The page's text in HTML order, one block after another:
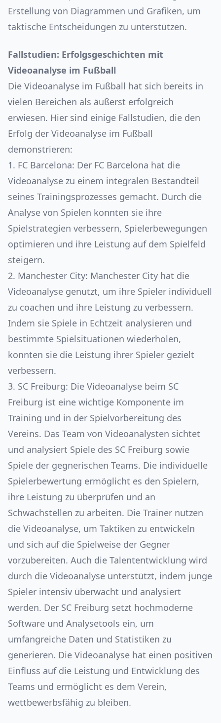
Erstellung von Diagrammen und Grafiken, um
taktische Entscheidungen zu unterstützen.
Fallstudien: Erfolgsgeschichten mit
Videoanalyse im Fußball
Die Videoanalyse im Fußball hat sich bereits in
vielen Bereichen als äußerst erfolgreich
erwiesen. Hier sind einige Fallstudien, die den
Erfolg der Videoanalyse im Fußball
demonstrieren:
1. FC Barcelona: Der FC Barcelona hat die
Videoanalyse zu einem integralen Bestandteil
seines Trainingsprozesses gemacht. Durch die
Analyse von Spielen konnten sie ihre
Spielstrategien verbessern, Spielerbewegungen
optimieren und ihre Leistung auf dem Spielfeld
steigern.
2. Manchester City: Manchester City hat die
Videoanalyse genutzt, um ihre Spieler individuell
zu coachen und ihre Leistung zu verbessern.
Indem sie Spiele in Echtzeit analysieren und
bestimmte Spielsituationen wiederholen,
konnten sie die Leistung ihrer Spieler gezielt
verbessern.
3. SC Freiburg: Die Videoanalyse beim SC
Freiburg ist eine wichtige Komponente im
Training und in der Spielvorbereitung des
Vereins. Das Team von Videoanalysten sichtet
und analysiert Spiele des SC Freiburg sowie
Spiele der gegnerischen Teams. Die individuelle
Spielerbewertung ermöglicht es den Spielern,
ihre Leistung zu überprüfen und an
Schwachstellen zu arbeiten. Die Trainer nutzen
die Videoanalyse, um Taktiken zu entwickeln
und sich auf die Spielweise der Gegner
vorzubereiten. Auch die Talententwicklung wird
durch die Videoanalyse unterstützt, indem junge
Spieler intensiv überwacht und analysiert
werden. Der SC Freiburg setzt hochmoderne
Software und Analysetools ein, um
umfangreiche Daten und Statistiken zu
generieren. Die Videoanalyse hat einen positiven
Einfluss auf die Leistung und Entwicklung des
Teams und ermöglicht es dem Verein,
wettbewerbsfähig zu bleiben.